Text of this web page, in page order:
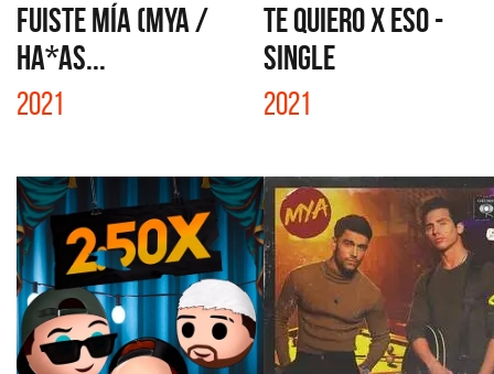
FUISTE MÍA (MYA /
HA*AS...
2021
TE QUIERO X ESO -
SINGLE
2021